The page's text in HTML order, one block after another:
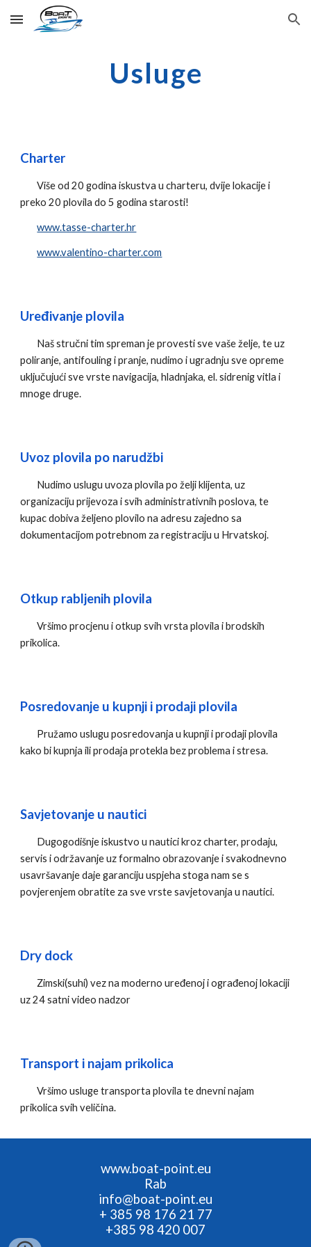
Skip to main content Skip to navigation
Usluge
Charter
Više od 20 godina iskustva u charteru, dvije lokacije i
preko 20 plovila do 5 godina starosti!
www.tasse-charter.hr
www.valentino-charter.com
Uređivanje plovila
Naš stručni tim spreman je provesti sve vaše želje, te uz
poliranje, antifouling i pranje, nudimo i ugradnju sve opreme
uključujući sve vrste navigacija, hladnjaka, el. sidrenig vitla i
mnoge druge.
Uvoz plovila po narudžbi
Nudimo uslugu uvoza plovila po želji klijenta, uz
organizaciju prijevoza i svih administrativnih poslova, te
kupac dobiva željeno plovilo na adresu zajedno sa
dokumentacijom potrebnom za registraciju u Hrvatskoj.
Otkup rabljenih plovila
Vršimo procjenu i otkup svih vrsta plovila i brodskih
prikolica.
Posredovanje u kupnji i prodaji plovila
Pružamo uslugu posredovanja u kupnji i prodaji plovila
kako bi kupnja ili prodaja protekla bez problema i stresa.
Savjetovanje u nautici
Dugogodišnje iskustvo u nautici kroz charter, prodaju,
servis i održavanje uz formalno obrazovanje i svakodnevno
usavršavanje daje garanciju uspjeha stoga nam se s
povjerenjem obratite za sve vrste savjetovanja u nautici.
Dry dock
Zimski(suhi) vez na moderno uređenoj i ograđenoj lokaciji
uz 24 satni video nadzor
Transport i najam prikolica
Vršimo usluge transporta plovila te dnevni najam
prikolica svih veličina.
www.boat-point.eu
Rab
info@boat-point.eu
+ 385 98 176 21 77
+385 98 420 007